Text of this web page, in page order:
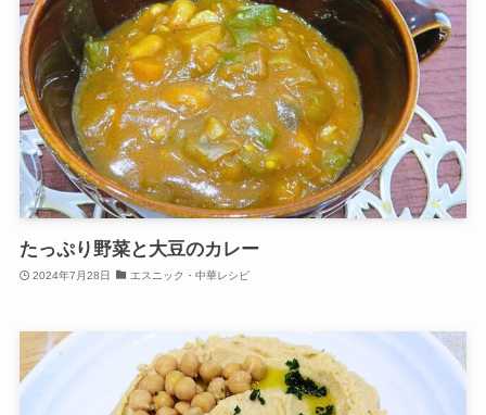
たっぷり野菜と大豆のカレー
2024年7月28日 エスニック・中華レシピ